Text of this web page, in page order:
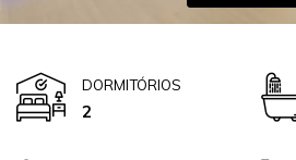
DORMITÓRIOS
2